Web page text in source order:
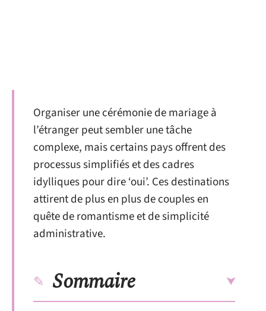
Organiser une cérémonie de mariage à
l’étranger peut sembler une tâche
complexe, mais certains pays offrent des
processus simplifiés et des cadres
idylliques pour dire ‘oui’. Ces destinations
attirent de plus en plus de couples en
quête de romantisme et de simplicité
administrative.
Sommaire